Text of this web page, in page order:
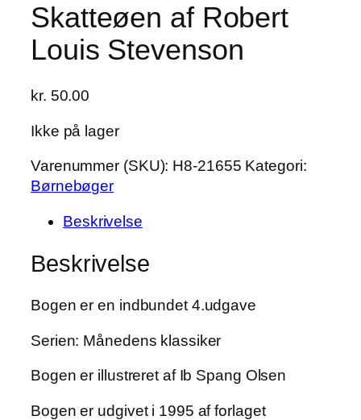
Skatteøen af Robert
Louis Stevenson
kr. 50.00
Ikke på lager
Varenummer (SKU): H8-21655 Kategori:
Børnebøger
Beskrivelse
Beskrivelse
Bogen er en indbundet 4.udgave
Serien: Månedens klassiker
Bogen er illustreret af Ib Spang Olsen
Bogen er udgivet i 1995 af forlaget